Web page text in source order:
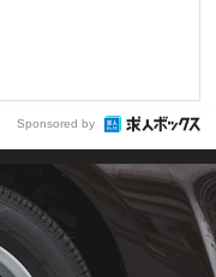
Sponsored by